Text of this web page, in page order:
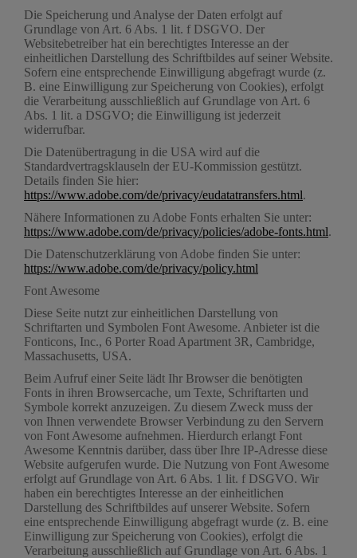
Die Speicherung und Analyse der Daten erfolgt auf
Grundlage von Art. 6 Abs. 1 lit. f DSGVO. Der
Websitebetreiber hat ein berechtigtes Interesse an der
einheitlichen Darstellung des Schriftbildes auf seiner Website.
Sofern eine entsprechende Einwilligung abgefragt wurde (z.
B. eine Einwilligung zur Speicherung von Cookies), erfolgt
die Verarbeitung ausschließlich auf Grundlage von Art. 6
Abs. 1 lit. a DSGVO; die Einwilligung ist jederzeit
widerrufbar.
Die Datenübertragung in die USA wird auf die
Standardvertragsklauseln der EU-Kommission gestützt.
Details finden Sie hier:
https://www.adobe.com/de/privacy/eudatatransfers.html.
Nähere Informationen zu Adobe Fonts erhalten Sie unter:
https://www.adobe.com/de/privacy/policies/adobe-fonts.html.
Die Datenschutzerklärung von Adobe finden Sie unter:
https://www.adobe.com/de/privacy/policy.html
Font Awesome
Diese Seite nutzt zur einheitlichen Darstellung von
Schriftarten und Symbolen Font Awesome. Anbieter ist die
Fonticons, Inc., 6 Porter Road Apartment 3R, Cambridge,
Massachusetts, USA.
Beim Aufruf einer Seite lädt Ihr Browser die benötigten
Fonts in ihren Browsercache, um Texte, Schriftarten und
Symbole korrekt anzuzeigen. Zu diesem Zweck muss der
von Ihnen verwendete Browser Verbindung zu den Servern
von Font Awesome aufnehmen. Hierdurch erlangt Font
Awesome Kenntnis darüber, dass über Ihre IP-Adresse diese
Website aufgerufen wurde. Die Nutzung von Font Awesome
erfolgt auf Grundlage von Art. 6 Abs. 1 lit. f DSGVO. Wir
haben ein berechtigtes Interesse an der einheitlichen
Darstellung des Schriftbildes auf unserer Website. Sofern
eine entsprechende Einwilligung abgefragt wurde (z. B. eine
Einwilligung zur Speicherung von Cookies), erfolgt die
Verarbeitung ausschließlich auf Grundlage von Art. 6 Abs. 1